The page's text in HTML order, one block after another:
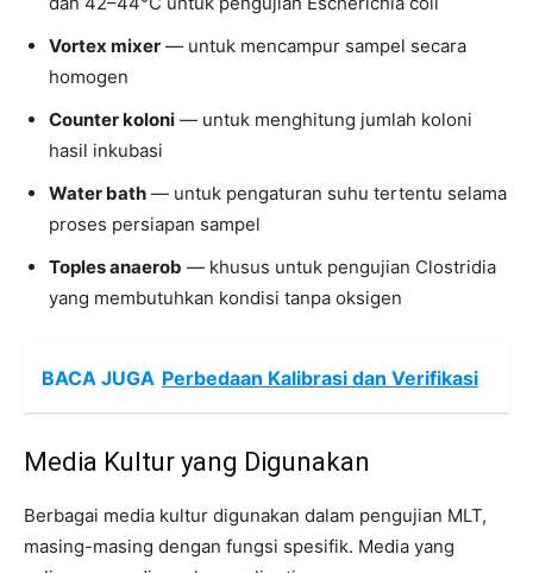
Vortex mixer — untuk mencampur sampel secara
homogen
Counter koloni — untuk menghitung jumlah koloni
hasil inkubasi
Water bath — untuk pengaturan suhu tertentu selama
proses persiapan sampel
Toples anaerob — khusus untuk pengujian Clostridia
yang membutuhkan kondisi tanpa oksigen
BACA JUGA Perbedaan Kalibrasi dan Verifikasi
Media Kultur yang Digunakan
Berbagai media kultur digunakan dalam pengujian MLT,
masing-masing dengan fungsi spesifik. Media yang